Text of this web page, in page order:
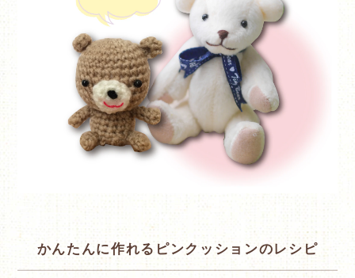
かんたんに作れるピンクッションのレシピ